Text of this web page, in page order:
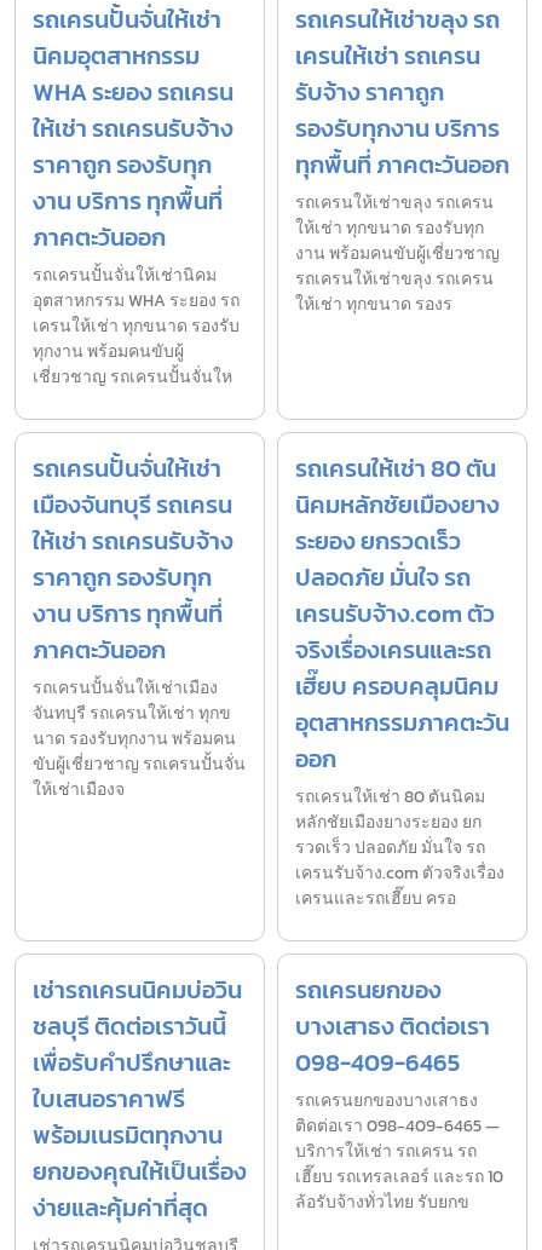
รถเครนปั้นจั่นให้เช่า
นิคมอุตสาหกรรม
WHA ระยอง รถเครน
ให้เช่า รถเครนรับจ้าง
ราคาถูก รองรับทุก
งาน บริการ ทุกพื้นที่
ภาคตะวันออก
รถเครนปั้นจั่นให้เช่านิคม
อุตสาหกรรม WHA ระยอง รถ
เครนให้เช่า ทุกขนาด รองรับ
ทุกงาน พร้อมคนขับผู้
เชี่ยวชาญ รถเครนปั้นจั่นให
รถเครนให้เช่าขลุง รถ
เครนให้เช่า รถเครน
รับจ้าง ราคาถูก
รองรับทุกงาน บริการ
ทุกพื้นที่ ภาคตะวันออก
รถเครนให้เช่าขลุง รถเครน
ให้เช่า ทุกขนาด รองรับทุก
งาน พร้อมคนขับผู้เชี่ยวชาญ
รถเครนให้เช่าขลุง รถเครน
ให้เช่า ทุกขนาด รองร
รถเครนปั้นจั่นให้เช่า
เมืองจันทบุรี รถเครน
ให้เช่า รถเครนรับจ้าง
ราคาถูก รองรับทุก
งาน บริการ ทุกพื้นที่
ภาคตะวันออก
รถเครนปั้นจั่นให้เช่าเมือง
จันทบุรี รถเครนให้เช่า ทุกข
นาด รองรับทุกงาน พร้อมคน
ขับผู้เชี่ยวชาญ รถเครนปั้นจั่น
ให้เช่าเมืองจ
รถเครนให้เช่า 80 ตัน
นิคมหลักชัยเมืองยาง
ระยอง ยกรวดเร็ว
ปลอดภัย มั่นใจ รถ
เครนรับจ้าง.com ตัว
จริงเรื่องเครนและรถ
เฮี๊ยบ ครอบคลุมนิคม
อุตสาหกรรมภาคตะวัน
ออก
รถเครนให้เช่า 80 ตันนิคม
หลักชัยเมืองยางระยอง ยก
รวดเร็ว ปลอดภัย มั่นใจ รถ
เครนรับจ้าง.com ตัวจริงเรื่อง
เครนและรถเฮี๊ยบ ครอ
เช่ารถเครนนิคมบ่อวิน
ชลบุรี ติดต่อเราวันนี้
เพื่อรับคำปรึกษาและ
ใบเสนอราคาฟรี
พร้อมเนรมิตทุกงาน
ยกของคุณให้เป็นเรื่อง
ง่ายและคุ้มค่าที่สุด
รถเครนยกของ
บางเสาธง ติดต่อเรา
098-409-6465
รถเครนยกของบางเสาธง
ติดต่อเรา 098-409-6465 —
บริการให้เช่า รถเครน รถ
เฮี๊ยบ รถเทรลเลอร์ และรถ 10
ล้อรับจ้างทั่วไทย รับยกข